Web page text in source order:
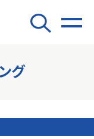
グ